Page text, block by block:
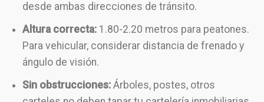
desde ambas direcciones de tránsito.
Altura correcta: 1.80-2.20 metros para peatones.
Para vehicular, considerar distancia de frenado y
ángulo de visión.
Sin obstrucciones: Árboles, postes, otros